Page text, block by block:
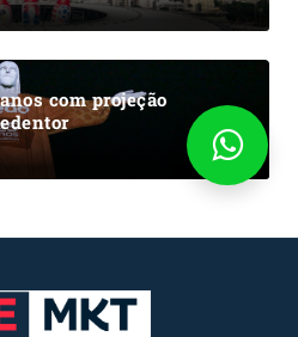
com projeção